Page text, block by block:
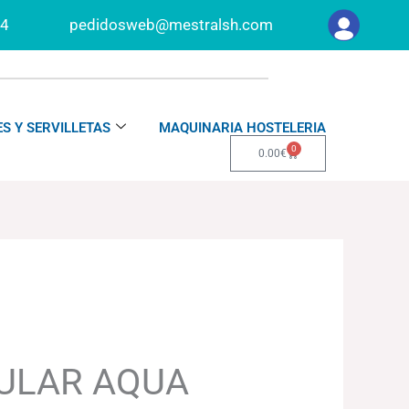
pedidosweb@mestralsh.com
Y SERVILLETAS
MAQUINARIA HOSTELERIA
0.00€ 0
Carrito
AQUA